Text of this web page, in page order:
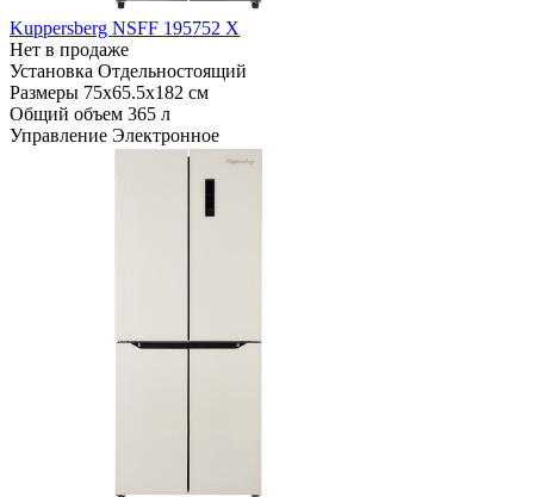
Kuppersberg NSFF 195752 X
Нет в продаже
Установка Отдельностоящий
Размеры 75x65.5x182 см
Общий объем 365 л
Управление Электронное